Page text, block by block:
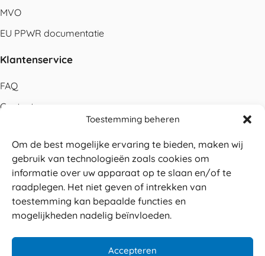
Toestemming beheren
Om de best mogelijke ervaring te bieden, maken wij
gebruik van technologieën zoals cookies om
informatie over uw apparaat op te slaan en/of te
raadplegen. Het niet geven of intrekken van
toestemming kan bepaalde functies en
mogelijkheden nadelig beïnvloeden.
Accepteren
MVO
EU PPWR documentatie
Klantenservice
FAQ
Contact
Betalen
Levering
Retouren
Service en garantie